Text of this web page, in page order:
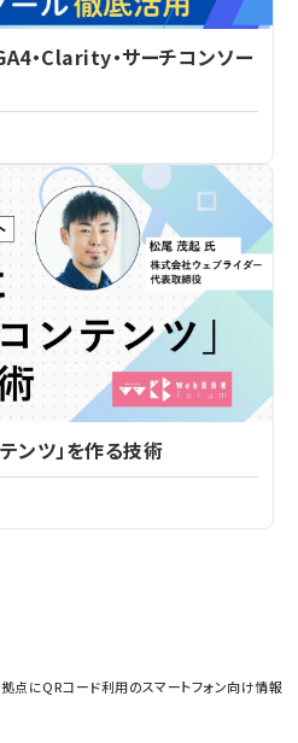
拠点にQRコード利用のスマートフォン向け情報
・Clarity・サーチコンソー
ンツ」を作る技術